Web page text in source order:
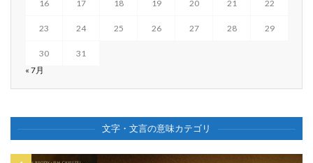
16 17 18 19 20 21 22
23 24 25 26 27 28 29
30
31
« 7月
文字・文言の意味カテゴリ